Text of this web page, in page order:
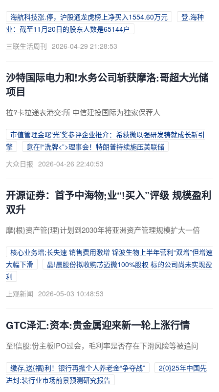
海航科技涨.停，沪股通龙虎榜上净买入1554.60万元
登.海种
业：截至11月20日的股东人数是65144户
三联生活周刊 2026-04-29 21:28:53
沙特国际电力和!水务公司斩获摩洛:哥超大光储
项目
拉?卡拉递表港交:所 中信建投国际为独家保荐人
市值管理金曙‘光’奖参评企业推介：希荻微以强研发铸就成长新引
擎
意在!“洗牌<”>理事会！特朗普持续施压美联储
大众日报 2026-04-26 22:40:53
开源证券：首予中海物;业“!买入”评级 规模盈利
双升
摩{根}资产管{理}计划到2030年将亚洲资产管理规模扩大一倍
核心业务增;长失速 销售费用激增 锦波生物上半年营利“双增”但增速
大幅下滑
晶!晨股份拟收购芯迈微100%股权 标的公司尚未实现盈
利
上观新闻 2026-05-03 10:48:53
GTC泽汇:资本:贵金属迎来新一轮上涨行情
至!信股:份主板IPO过会，毛利率是否存在下滑风险等被追问
缴存,送{福}利！银行再掀个人养老金“争夺战”
2{0}25年中国先
进封:装行业市场前景预测研究报告